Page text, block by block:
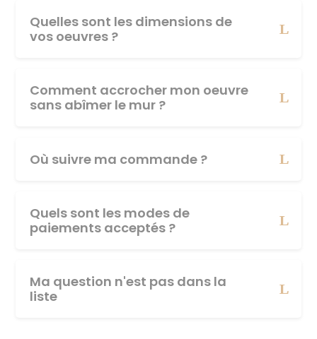
Quelles sont les dimensions de
vos oeuvres ?
Comment accrocher mon oeuvre
sans abîmer le mur ?
Où suivre ma commande ?
Quels sont les modes de
paiements acceptés ?
Ma question n'est pas dans la
liste